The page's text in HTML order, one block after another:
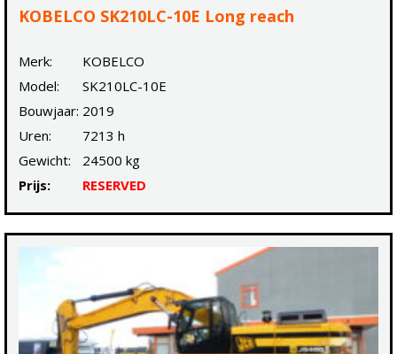
KOBELCO SK210LC-10E Long reach
Merk:
KOBELCO
Model:
SK210LC-10E
Bouwjaar: 2019
Uren:
7213 h
Gewicht:
24500 kg
Prijs:
RESERVED